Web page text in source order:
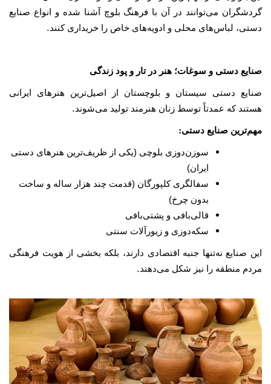
گردشگران می‌توانند در آن با فرهنگ بلوچ آشنا شده و انواع صنایع
دستی، لباس‌های محلی و ادویه‌های خاص را خریداری کنند.
صنایع دستی و سوغات؛ هنر در تار و پود زندگی
صنایع دستی سیستان و بلوچستان از اصیل‌ترین هنرهای ایرانی
هستند که عمدتاً توسط زنان هنرمند تولید می‌شوند.
مهم‌ترین صنایع دستی:
سوزن‌دوزی بلوچی (یکی از ظریف‌ترین هنرهای دستی
ایران)
سفالگری کلپورگان (قدمت چند هزار ساله و ساخت
بدون چرخ)
قالی‌بافی و پشتی‌بافی
سکه‌دوزی و زیورآلات سنتی
این صنایع نه‌تنها جنبه اقتصادی دارند، بلکه بخشی از هویت فرهنگی
مردم منطقه را نیز شکل می‌دهند.